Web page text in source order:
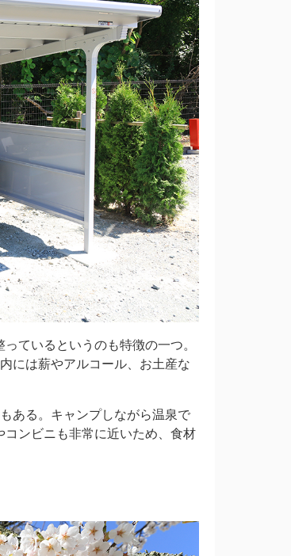
ているというのも特徴の一つ。
には薪やアルコール、お土産な
ある。キャンプしながら温泉で
ンビニも非常に近いため、食材